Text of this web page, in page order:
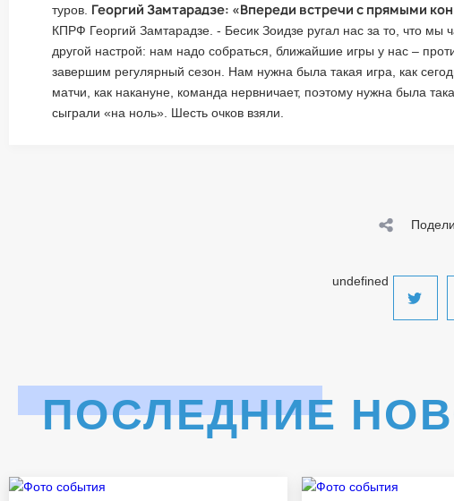
туров. Георгий Замтарадзе: «Впереди встречи с прямыми
КПРФ Георгий Замтарадзе. - Бесик Зоидзе ругал нас за то, что
другой настрой: нам надо собраться, ближайшие игры у нас –
завершим регулярный сезон. Нам нужна была такая игра, как
матчи, как накануне, команда нервничает, поэтому нужна была
сыграли «на ноль». Шесть очков взяли.
undefined
ПОСЛЕДНИЕ